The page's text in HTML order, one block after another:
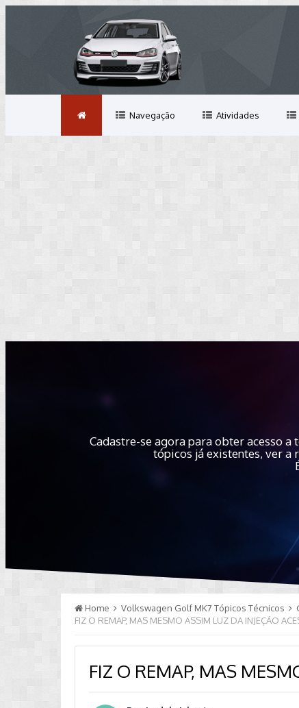
Navegação Atividades
Cadastre-se agora para obter acesso
tópicos já existentes, ver a
Home Volkswagen Golf MK7 Tópicos Técnicos
FIZ O REMAP, MAS